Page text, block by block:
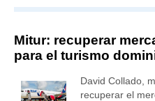
Mitur: recuperar
para el turismo
David Collado,
recuperar el